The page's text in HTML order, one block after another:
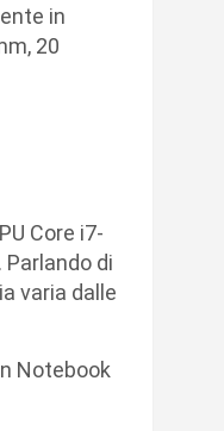
in
20
Core i7-
Parlando di
varia dalle
Notebook